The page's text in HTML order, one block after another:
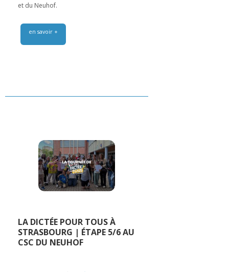
et du Neuhof.
en savoir +
LA DICTÉE POUR TOUS À
STRASBOURG | ÉTAPE 5/6 AU
CSC DU NEUHOF